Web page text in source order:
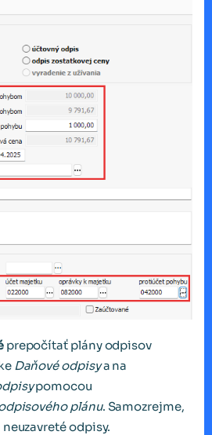
prepočítať plány odpisov
Daňové odpisya na
pomocou
plánu. Samozrejme,
odpisy.